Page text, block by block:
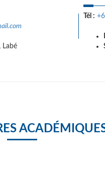
Labé
Tél :